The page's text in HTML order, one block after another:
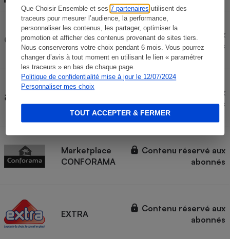
Que Choisir Ensemble et ses7 partenaires utilisent des
traceurs pour mesurer l’audience, la performance,
personnaliser les contenus, les partager, optimiser la
promotion et afficher des contenus provenant de sites tiers.
Nous conserverons votre choix pendant 6 mois. Vous pourrez
changer d’avis à tout moment en utilisant le lien « paramétrer
les traceurs » en bas de chaque page.
Politique de confidentialité mise à jour le 12/07/2024
Personnaliser mes choix
TOUT ACCEPTER & FERMER
Marketplace
CDISCOUNT
Contenu réservé aux
abonnés
Marketplace
AMAZON
Contenu réservé aux
abonnés
Marketplace
CONFORAMA
Contenu réservé aux
abonnés
EXTRA
Contenu réservé aux
abonnés